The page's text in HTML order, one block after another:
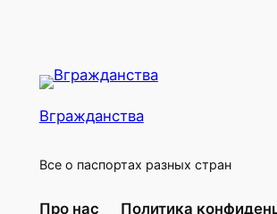
Вгражданства
Все о паспортах разных стран
Про нас Политика